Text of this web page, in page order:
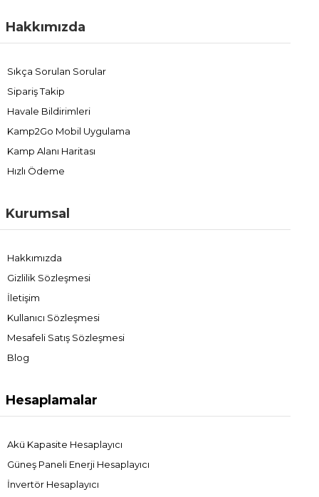
yapıştırma işlerinizi profesyonel bir standartla
Hakkımızda
Sıkça Sorulan Sorular
Sipariş Takip
Havale Bildirimleri
Kamp2Go Mobil Uygulama
Kamp Alanı Haritası
Hızlı Ödeme
Kurumsal
Hakkımızda
Gizlilik Sözleşmesi
İletişim
Kullanıcı Sözleşmesi
Mesafeli Satış Sözleşmesi
Blog
Hesaplamalar
Akü Kapasite Hesaplayıcı
Güneş Paneli Enerji Hesaplayıcı
İnvertör Hesaplayıcı